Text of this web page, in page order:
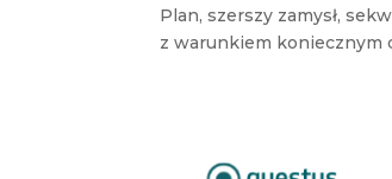
Plan, szerszy zamysł,
z warunkiem koniecznym